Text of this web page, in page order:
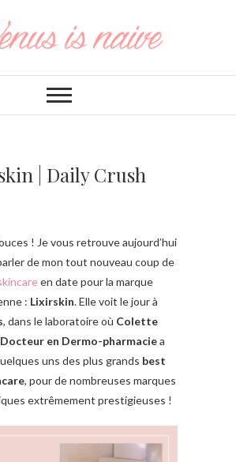
| Daily Crush
de mon tout nouveau coup de
en date pour la marque
: Lixirskin. Elle voit le jour à
, dans le laboratoire où Colette
en Dermo-pharmaciea
uns des plus grands best
, pour de nombreuses marques
extrêmement prestigieuses !